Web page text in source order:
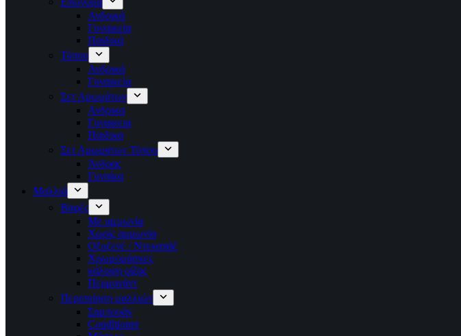
Ανδρικά
Γυναικεία
Παιδικά
Τύπου
Ανδρικά
Γυναικεία
Σετ Αρωμάτων
Ανδρικα
Γυναικεια
Παιδικα
Σετ Αρωματων Τύπου
Άνδρας
Γυναίκα
Μαλλιά
Βαφές
Με αμμωνία
Χωρίς αμμωνία
Οξυζενέ / Ντεκαπάζ
Χρωμομάσκες
κάλυψη ρίζας
Περμανάντ
Περιποίηση μαλλιών
Σαμπουάν
Conditioner